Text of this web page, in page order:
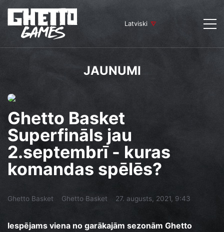
Latviski
JAUNUMI
Ghetto Basket
Superfināls jau
2.septembrī - kuras
komandas spēlēs?
Ghetto Basket Ghetto Basket 27. augusts, 2021, 9:43
Iespējams viena no garākajām sezonām Ghetto